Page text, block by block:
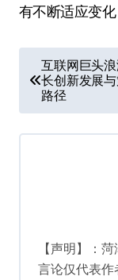
有不断适应变
章
导
航
互联网巨头
长创新发展
路径
【声明】：
言论仅代表